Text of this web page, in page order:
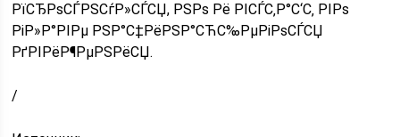
РїСЂРѕСЃРЅСѓР»СЃСЏ, РЅРѕ Рё РІСЃС‚Р°С‘С‚ РІРѕ
РіР»Р°РІРµ РЅР°С‡РёРЅР°СЋС‰РµРіРѕСЃСЏ
РґРІРёР¶РµРЅРёСЏ.
/